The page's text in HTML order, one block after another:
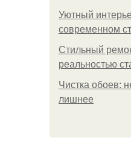
Уютный
современном
Стильный
реальностью
Чистка обоев:
лишнее